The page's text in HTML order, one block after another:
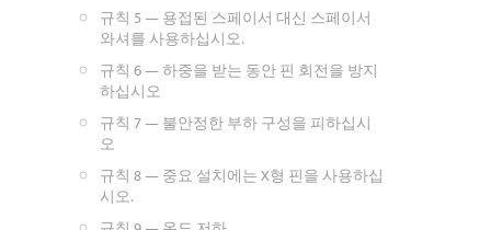
규칙 5 — 용접된 스페이서 대신 스페이서
와셔를 사용하십시오.
규칙 6 — 하중을 받는 동안 핀 회전을 방지
하십시오
규칙 7 — 불안정한 부하 구성을 피하십시
오
규칙 8 — 중요 설치에는 X형 핀을 사용하십
시오.